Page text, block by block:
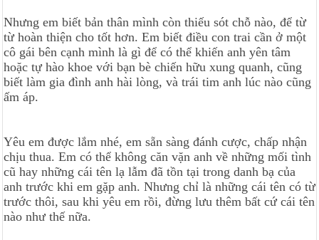
Nhưng em biết bản thân mình còn thiếu sót chỗ nào, để từ
từ hoàn thiện cho tốt hơn. Em biết điều con trai cần ở một
cô gái bên cạnh mình là gì để có thể khiến anh yên tâm
hoặc tự hào khoe với bạn bè chiến hữu xung quanh, cũng
biết làm gia đình anh hài lòng, và trái tim anh lúc nào cũng
ấm áp.
Yêu em được lắm nhé, em sẵn sàng đánh cược, chấp nhận
chịu thua. Em có thể không căn vặn anh về những mối tình
cũ hay những cái tên lạ lẫm đã tồn tại trong danh bạ của
anh trước khi em gặp anh. Nhưng chỉ là những cái tên có từ
trước thôi, sau khi yêu em rồi, đừng lưu thêm bất cứ cái tên
nào như thế nữa.